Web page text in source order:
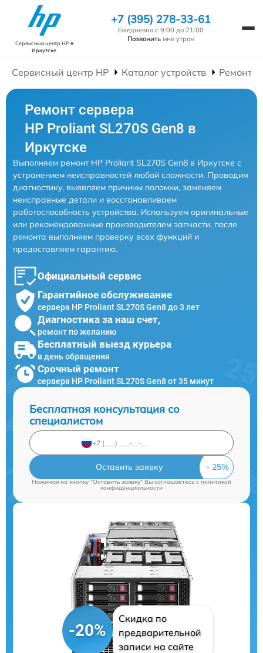
Сервисный центр HPв
Иркутске
+7 (395) 278-33-61
Ежедневно с 9:00 до 21:00
Позвонить мне утром
Сервисный центр HP Каталог устройств Ремонт
Ремонт сервера
HP Proliant SL270S Gen8 в
Иркутске
Выполняем ремонт HP Proliant SL270S Gen8 в Иркутске с
устранением неисправностей любой сложности. Проводим
диагностику, выявляем причины поломки, заменяем
неисправные детали и восстанавливаем
работоспособность устройства. Используем оригинальные
или рекомендованные производителем запчасти, после
ремонта выполняем проверку всех функций и
предоставляем гарантию.
Официальный сервис
Гарантийное обслуживание
сервера HP Proliant SL270S Gen8 до 3 лет
Диагностика за наш счет,
ремонт по желанию
Бесплатный выезд курьера
в день обращения
Срочный ремонт
сервера HP Proliant SL270S Gen8 от 35 минут
Бесплатная консультация со
специалистом
Оставить заявку
Нажимая на кнопку "Оставить заявку" Вы соглашаетесь cполитикой
конфиденциальности
-20%
Скидка по
предварительной
записи на сайте